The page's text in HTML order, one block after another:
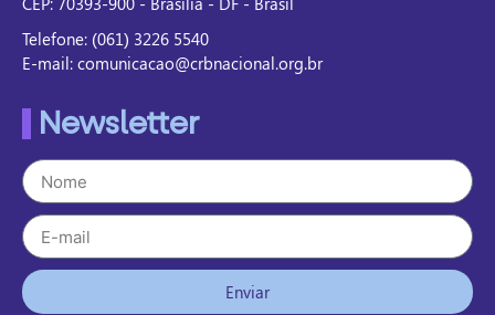
Telefone: (061) 3226 5540
E-mail: comunicacao@crbnacional.org.br
Newsletter
Enviar